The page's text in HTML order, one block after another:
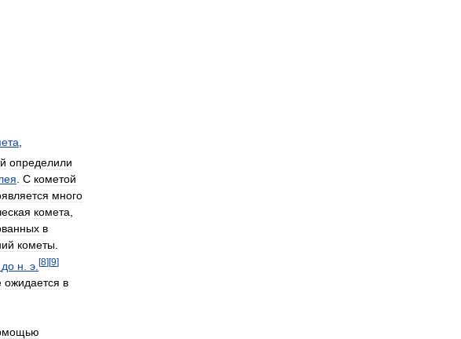
определили
. С кометой
много
комета,
в
кометы.
до н э [8] [9]
ожидается в